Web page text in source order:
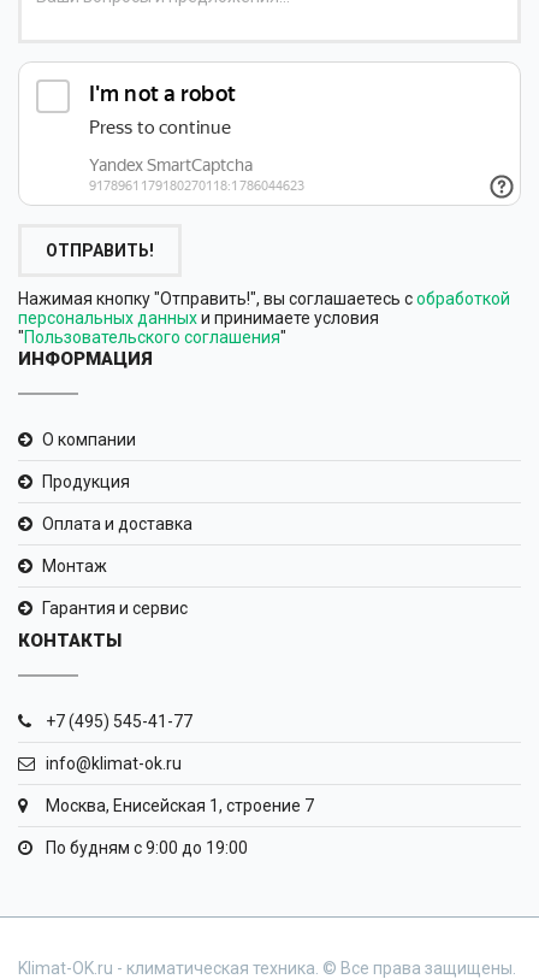
ОТПРАВИТЬ!
Нажимая кнопку "Отправить!", вы соглашаетесь собработкой
персональных данныхи принимаете условия
"Пользовательского соглашения"
ИНФОРМАЦИЯ
О компании
Продукция
Оплата и доставка
Монтаж
Гарантия и сервис
КОНТАКТЫ
+7 (495) 545-41-77
info@klimat-ok.ru
Москва, Енисейская 1, строение 7
По будням с 9:00 до 19:00
Klimat-OK.ru - климатическая техника. © Все права защищены.